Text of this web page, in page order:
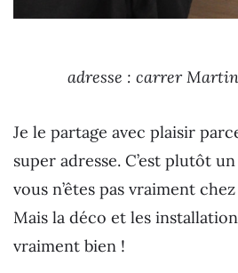
adresse : carrer
Je le partage avec plaisir
super adresse. C’est plutôt
vous n’êtes pas vraiment
Mais la déco et les
vraiment bien !